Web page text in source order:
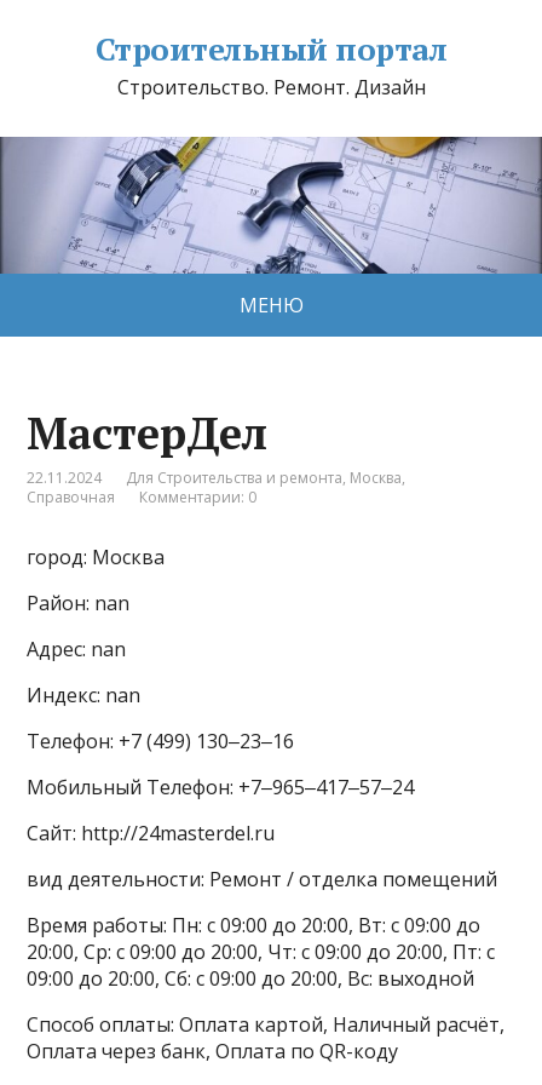
Строительный портал
Строительство. Ремонт. Дизайн
МЕНЮ
МастерДел
22.11.2024 Для Строительства и ремонта, Москва,
Справочная
Комментарии: 0
город: Москва
Район: nan
Адрес: nan
Индекс: nan
Телефон: +7 (499) 130‒23‒16
Мобильный Телефон: +7‒965‒417‒57‒24
Сайт: http://24masterdel.ru
вид деятельности: Ремонт / отделка помещений
Время работы: Пн: с 09:00 до 20:00, Вт: с 09:00 до
20:00, Ср: с 09:00 до 20:00, Чт: с 09:00 до 20:00, Пт: с
09:00 до 20:00, Сб: с 09:00 до 20:00, Вс: выходной
Способ оплаты: Оплата картой, Наличный расчёт,
Оплата через банк, Оплата по QR-коду